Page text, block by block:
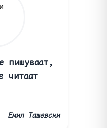
пишуваат,
читаат
Емил Ташевски